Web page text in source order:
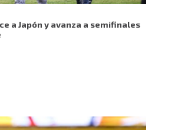
a Japón y avanza a semifinales